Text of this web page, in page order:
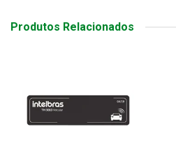
Produtos Relacionados